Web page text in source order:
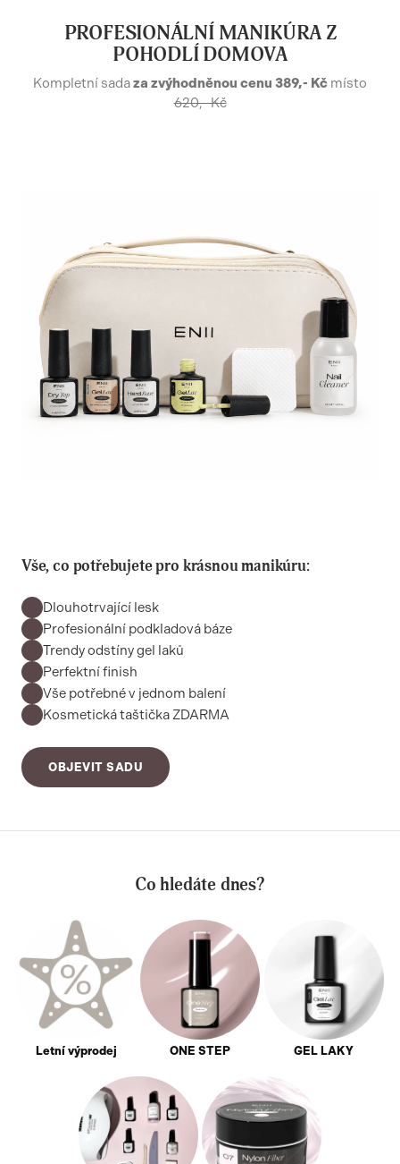
PROFESIONÁLNÍ MANIKÚRA Z
POHODLÍ DOMOVA
Kompletní sadaza zvýhodněnou cenu 389,- Kč místo
620,- Kč
Vše, co potřebujete pro krásnou manikúru:
Dlouhotrvající lesk
Profesionální podkladová báze
Trendy odstíny gel laků
Perfektní finish
Vše potřebné v jednom balení
Kosmetická taštička ZDARMA
OBJEVIT SADU
Co hledáte dnes?
Letní výprodej ONE STEP GEL LAKY